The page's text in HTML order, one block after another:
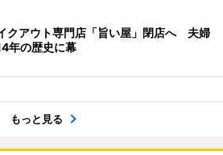
クアウト専門店「旨い屋」閉店へ 夫婦
年の歴史に幕
もっと見る